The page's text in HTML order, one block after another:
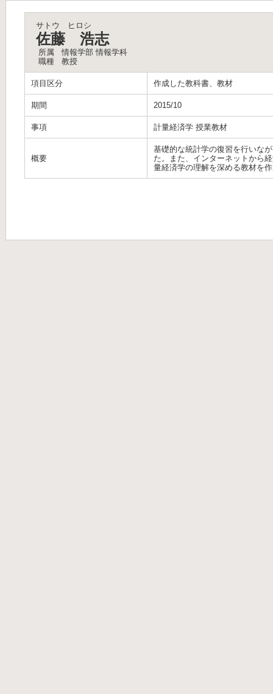
サトウ ヒロシ
佐藤 浩志
所属
情報学部 情報学科
職種
教授
項目区分 作成した教科書、教材
期間 2015/10
事項 計量経済学 授業教材
概要
基礎的な統計学の復習を行いな
た。また、インターネットから
量経済学の理解を深める教材を